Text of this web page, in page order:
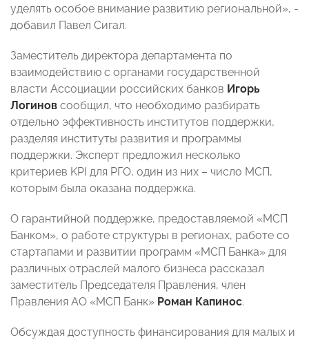
уделять особое внимание развитию региональной», -
добавил Павел Сигал.
Заместитель директора департамента по
взаимодействию с органами государственной
власти Ассоциации российских банков Игорь
Логинов сообщил, что необходимо разбирать
отдельно эффективность институтов поддержки,
разделяя институты развития и программы
поддержки. Эксперт предложил несколько
критериев KPI для РГО, один из них – число МСП,
которым была оказана поддержка.
О гарантийной поддержке, предоставляемой «МСП
Банком», о работе структуры в регионах, работе со
стартапами и развитии программ «МСП Банка» для
различных отраслей малого бизнеса рассказал
заместитель Председателя Правления, член
Правления АО «МСП Банк» Роман Капинос.
Обсуждая доступность финансирования для малых и